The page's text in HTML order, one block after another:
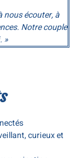
nous écouter, à
Notre couple
»
curieux et